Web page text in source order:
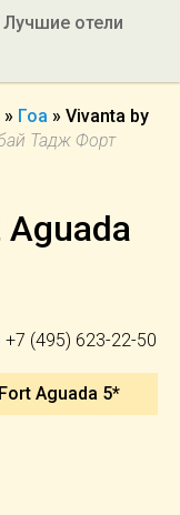
Лучшие отели
» Гоа » Vivanta by
Тадж Форт
+7 (495) 623-22-50
Aguada 5*